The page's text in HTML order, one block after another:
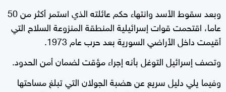
وبعد سقوط الأسد وانتهاء حكم عائلته الذي استمر أكثر من 50
عاما، اقتحمت قوات إسرائيلية المنطقة المنزوعة السلاح التي
أقيمت داخل الأراضي السورية بعد حرب عام 1973.
وتصف إسرائيل التوغل بأنه إجراء مؤقت لضمان أمن الحدود.
وفيما يلي دليل سريع عن هضبة الجولان التي تبلغ مساحتها